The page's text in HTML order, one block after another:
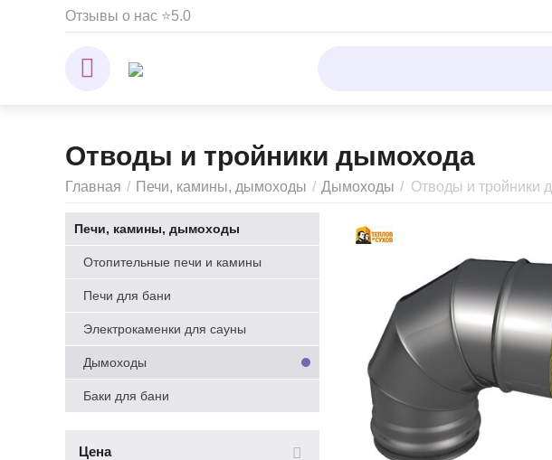
Отзывы о нас ⭐5.0
Отводы и тройники дымохода
Главная / Печи, камины, дымоходы / Дымоходы / Отводы и тройники
Печи, камины, дымоходы
Отопительные печи и камины
Печи для бани
Электрокаменки для сауны
Дымоходы
Баки для бани
Цена